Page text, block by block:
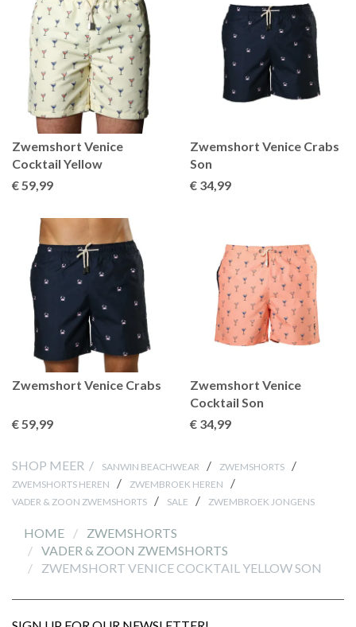
Zwemshort Venice
Cocktail Yellow
€ 59,99
Zwemshort Venice Crabs
Son
€ 34,99
Zwemshort Venice Crabs
€ 59,99
Zwemshort Venice
Cocktail Son
€ 34,99
SHOP MEER / SANWIN BEACHWEAR / ZWEMSHORTS /
ZWEMSHORTS HEREN / ZWEMBROEK HEREN /
VADER & ZOON ZWEMSHORTS / SALE / ZWEMBROEK JONGENS
HOME
ZWEMSHORTS
VADER & ZOON ZWEMSHORTS
ZWEMSHORT VENICE COCKTAIL YELLOW SON